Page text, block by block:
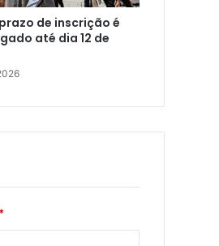
de inscrição é
até dia 12 de
*